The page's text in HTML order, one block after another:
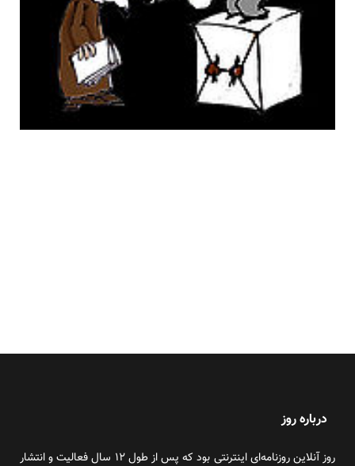
درباره روز
روز آنلاین روزنامه‌ای اینترنتی بود که پس از طول ۱۲ سال فعالیت و انتشار